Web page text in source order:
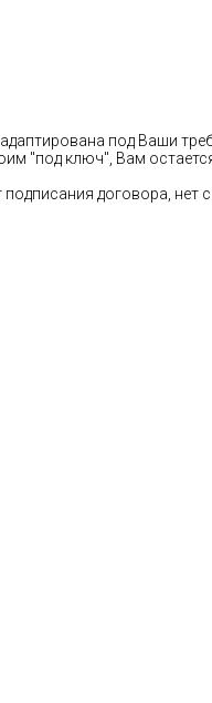
под Ваши
"под ключ", Вам
договора, нет